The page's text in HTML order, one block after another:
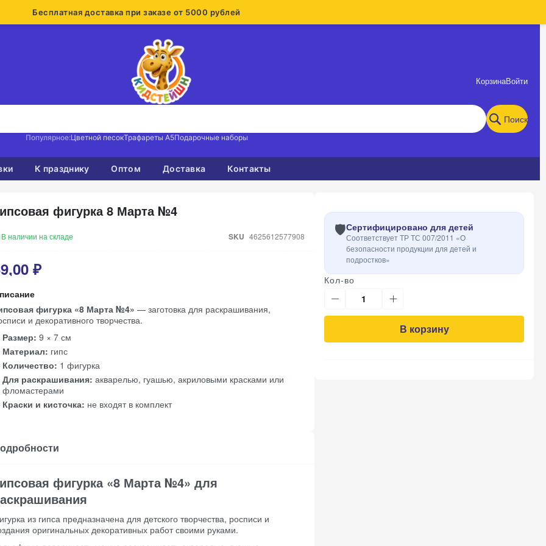
Бесплатная доставка при заказе от 5000 рублей
Популярное:Цветной песокТрафареты А5Подарочные наборы
Поиск
КорзинаВойти
К празднику Оптом Доставка Контакты
фигурка 8 Марта №4
В наличии на складе SKU 4625612577908
₽
фигурка «8 Марта №4» — заготовка для раскрашивания,
и декоративного творчества.
Размер: 9 × 7 см
Материал: гипс
Количество: 1 фигурка
Для раскрашивания: акварелью, гуашью, акриловыми красками или
фломастерами
Краски и кисточка: не входят в комплект
фигурка «8 Марта №4» для
из гипса предназначена для детского творчества, росписи и
оригинальных декоративных работ своими руками.
🛡️Сертифицировано для детей
Соответствует ТР ТС 007/2011 «О
безопасности продукции для детей и
подростков»
Кол-во
В корзину